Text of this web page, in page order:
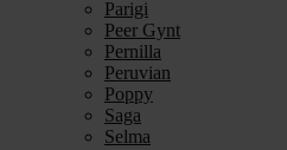
Parigi
Peer Gynt
Pernilla
Peruvian
Poppy
Saga
Selma